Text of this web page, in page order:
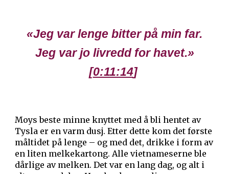
«Jeg var lenge bitter på min far.
Jeg var jo livredd for havet.»
[0:11:14]
Moys beste minne knyttet med å bli hentet av
Tysla er en varm dusj. Etter dette kom det første
måltidet på lenge – og med det, drikke i form av
en liten melkekartong. Alle vietnameserne ble
dårlige av melken. Det var en lang dag, og alt i